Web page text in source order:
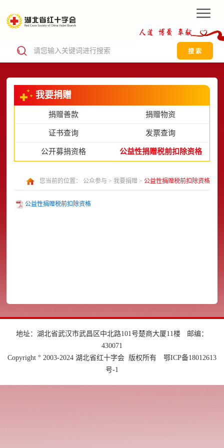
搜 索
我要捐赠
捐赠善款 捐赠物资
证书查询 发票查询
公开募捐资格 公益性捐赠税前扣除资格
您当前的位置： 公众参与 > 我要捐赠 > 公益性捐赠税前扣除资格
公益性捐赠税前扣除资格
地址：湖北省武汉市武昌区中北路101号楚商大厦11楼
邮编：
430071
Copyright ° 2003-2024 湖北省红十字会 版权所有
鄂ICP备18012613
号-1